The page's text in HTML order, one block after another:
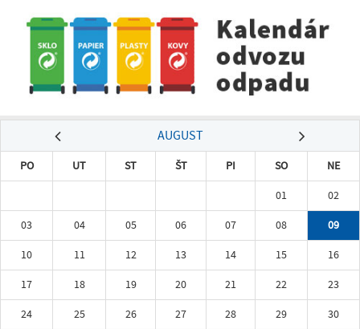
AUGUST
PO UT ST ŠT PI SO
NE
01
02
03
04 05 06 07 08
09
10
11 12 13 14 15
16
17
18 19 20 21 22
23
24
25 26 27 28 29
30